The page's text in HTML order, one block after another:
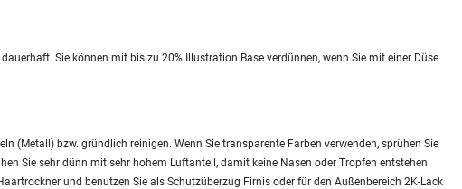
Sie können mit bis zu 20% Illustration Base verdünnen, wenn Sie mit einer Düse
(Metall) bzw. gründlich reinigen. Wenn Sie transparente Farben verwenden, sprühen Sie
Sie sehr dünn mit sehr hohem Luftanteil, damit keine Nasen oder Tropfen entstehen.
und benutzen Sie als Schutzüberzug Firnis oder für den Außenbereich 2K-Lack